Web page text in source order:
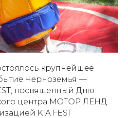
крупнейшее
Черноземья —
посвященный Дню
центра МОТОР ЛЕНД.
KIA FEST